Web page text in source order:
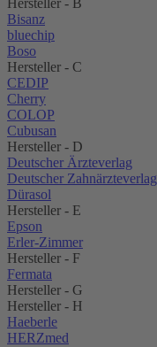
Hersteller - B
Bisanz
bluechip
Boso
Hersteller - C
CEDIP
Cherry
COLOP
Cubusan
Hersteller - D
Deutscher Ärzteverlag
Deutscher Zahnärzteverlag
Dürasol
Hersteller - E
Epson
Erler-Zimmer
Hersteller - F
Fermata
Hersteller - G
Hersteller - H
Haeberle
HERZmed